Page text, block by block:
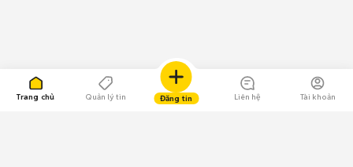
Trang chủ Quản lý tin Đăng tin Liên hệ Tài khoản